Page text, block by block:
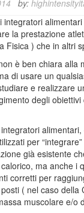
by:
integratori
la prestazione
Fisica ) che in altri
è ben chiara alla
di usare un
e realizzare
degli obiettivi
per
già esistente
ma anche i
corretti per
( nel caso della
muscolare e/o